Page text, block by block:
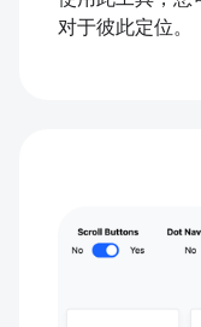
对于彼此定位。